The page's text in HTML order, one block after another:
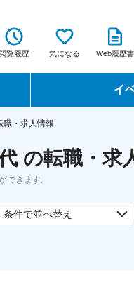
覧履歴 気になる Web履歴書
イ
転職イベント・転職
転職フェア
職・求人情報
の転職・求
できます。
条件で並べ替え